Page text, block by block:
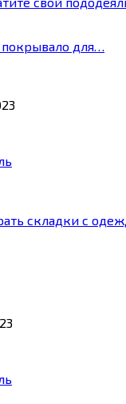
покрывало для…
складки с